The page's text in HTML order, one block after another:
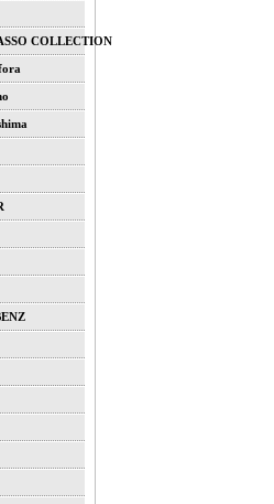
COLLECTION